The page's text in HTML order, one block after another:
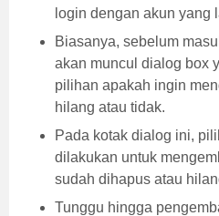
login dengan akun yang
Biasanya, sebelum
akan muncul dialog box
pilihan apakah ingin
hilang atau tidak.
Pada kotak dialog ini,
dilakukan untuk
sudah dihapus atau
Tunggu hingga